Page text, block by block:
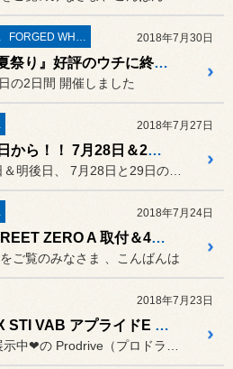
。 FORGED WHEELS 2018年7月30日
『CUSCO 夏祭り』好評のウチに終了しました ♪
の2日間 開催しました
。 2018年7月27日
いよいよ明日から！！ 7月28日＆29日の2日間『CUSCO 夏祭り』開催！！ 86 KOUKI スノーカモフラージュカラー北海道初上陸 ❤
。 2018年7月24日
CUSCO STREET ZERO A 取付＆4輪アライメント測定＆調整作業 ／ LEXUS GS350 GRS191
ご覧のみなさま 、こんばんは
2018年7月23日
スバル WRX STI VAB アプライドE + Prodrive GC-012L